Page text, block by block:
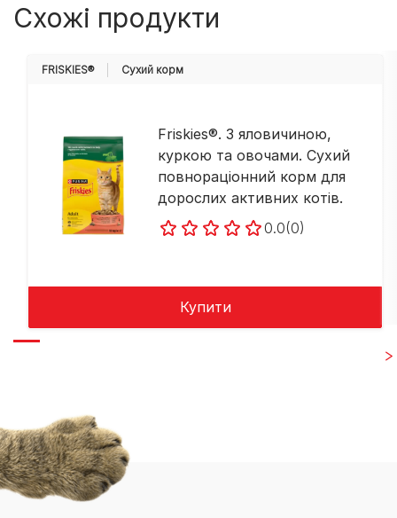
Схожі продукти
FRISKIES® Cухий корм
Friskies®. З яловичиною,
куркою та овочами. Сухий
повнораціонний корм для
дорослих активних котів.
0.0(0)
Купити